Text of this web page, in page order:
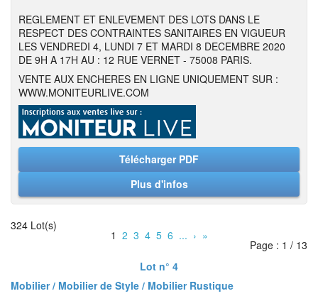
REGLEMENT ET ENLEVEMENT DES LOTS DANS LE
RESPECT DES CONTRAINTES SANITAIRES EN VIGUEUR
LES VENDREDI 4, LUNDI 7 ET MARDI 8 DECEMBRE 2020
DE 9H A 17H AU : 12 RUE VERNET - 75008 PARIS.
VENTE AUX ENCHERES EN LIGNE UNIQUEMENT SUR :
WWW.MONITEURLIVE.COM
Télécharger PDF
Plus d'infos
324 Lot(s)
1 2 3 4 5 6 ... › »
Page : 1 / 13
Lot n° 4
Mobilier / Mobilier de Style / Mobilier Rustique